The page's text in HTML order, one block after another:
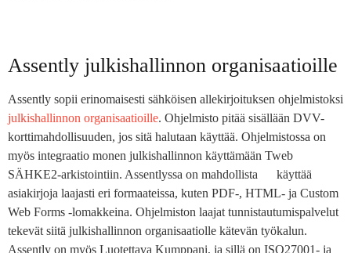
Assently julkishallinnon organisaatioille
Assently sopii erinomaisesti sähköisen allekirjoituksen ohjelmistoksi
julkishallinnon organisaatioille. Ohjelmisto pitää sisällään DVV-
korttimahdollisuuden, jos sitä halutaan käyttää. Ohjelmistossa on
myös integraatio monen julkishallinnon käyttämään Tweb
SÄHKE2-arkistointiin. Assentlyssa on mahdollista käyttää
asiakirjoja laajasti eri formaateissa, kuten PDF-, HTML- ja Custom
Web Forms -lomakkeina. Ohjelmiston laajat tunnistautumispalvelut
tekevät siitä julkishallinnon organisaatiolle kätevän työkalun.
Assently on myös Luotettava Kumppani, ja sillä on ISO27001- ja